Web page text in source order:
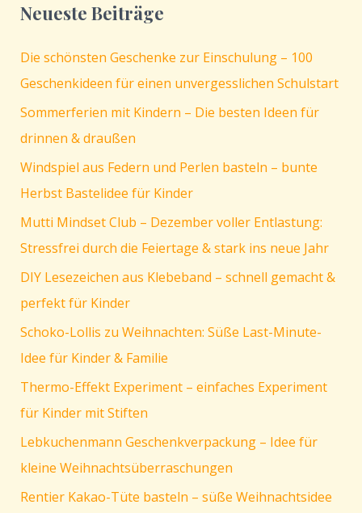
Gratis
zum
Download
Neueste Beiträge
Die schönsten Geschenke zur Einschulung – 100
Geschenkideen für einen unvergesslichen Schulstart
Sommerferien mit Kindern – Die besten Ideen für
drinnen & draußen
Windspiel aus Federn und Perlen basteln – bunte
Herbst Bastelidee für Kinder
Mutti Mindset Club – Dezember voller Entlastung:
Stressfrei durch die Feiertage & stark ins neue Jahr
DIY Lesezeichen aus Klebeband – schnell gemacht &
perfekt für Kinder
Schoko-Lollis zu Weihnachten: Süße Last-Minute-
Idee für Kinder & Familie
Thermo-Effekt Experiment – einfaches Experiment
für Kinder mit Stiften
Lebkuchenmann Geschenkverpackung – Idee für
kleine Weihnachtsüberraschungen
Rentier Kakao-Tüte basteln – süße Weihnachtsidee